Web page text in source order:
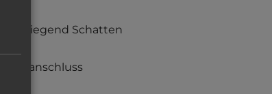
überwiegend Schatten
Stromanschluss